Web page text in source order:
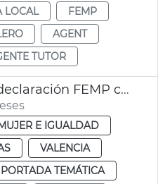
LOCAL
FEMP
AGENT
TUTOR
Adhesión València declaración FEMP contra explotación sexual
E IGUALDAD
VALENCIA
TEMÁTICA